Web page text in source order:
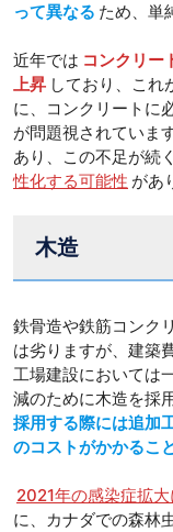
って異なる ため、単
近年では コンクリー
上昇 しており、これ
に、コンクリートに
が問題視されていま
あり、この不足が続
性化する可能性 があ
木造
鉄骨造や鉄筋コンク
は劣りますが、建築
工場建設においては
減のために木造を採
採用する際には追加
のコストがかかるこ
2021年の感染症拡
に、カナダでの森林